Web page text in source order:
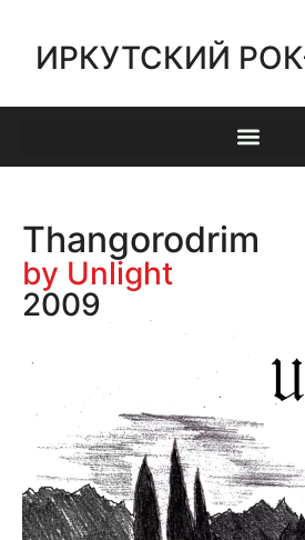
ИРКУТСКИЙ
Thangorodrim
by Unlight
2009